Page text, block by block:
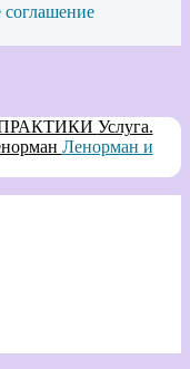
соглашение
Услуга.
Ленорман и